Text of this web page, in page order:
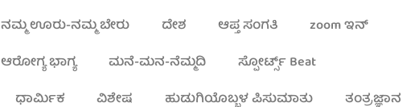
ನಮ್ಮ ಊರು-ನಮ್ಮ ಬೇರು ದೇಶ ಆಪ್ತ ಸಂಗತಿ
zoom ಇನ್
ಆರೋಗ್ಯ ಭಾಗ್ಯ ಮನೆ-ಮನ-ನೆಮ್ಮದಿ
ಸ್ಪೋರ್ಟ್ಸ್ Beat
ಧಾರ್ಮಿಕ ವಿಶೇಷ ಹುಡುಗಿಯೊಬ್ಬಳ ಪಿಸುಮಾತು ತಂತ್ರಜ್ಞಾನ